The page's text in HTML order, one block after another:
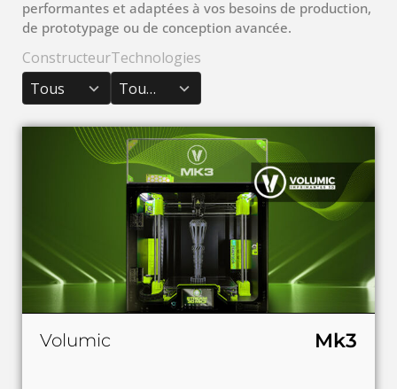
performantes et adaptées à vos besoins de production,
de prototypage ou de conception avancée.
Constructeur
Tous
3
results
available
Technologies
Toutes
3
results
available
Volumic Mk3